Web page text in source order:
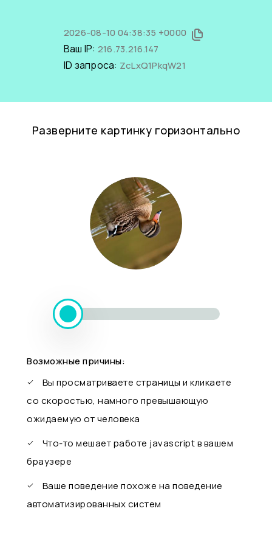
2026-08-10 04:38:35 +0000
Ваш IP: 216.73.216.147
ID запроса: ZcLxQ1PkqW21
Разверните картинку горизонтально
Возможные причины:
Вы просматриваете страницы и кликаете
со скоростью, намного превышающую
ожидаемую от человека
Что-то мешает работе javascript в вашем
браузере
Ваше поведение похоже на поведение
автоматизированных систем